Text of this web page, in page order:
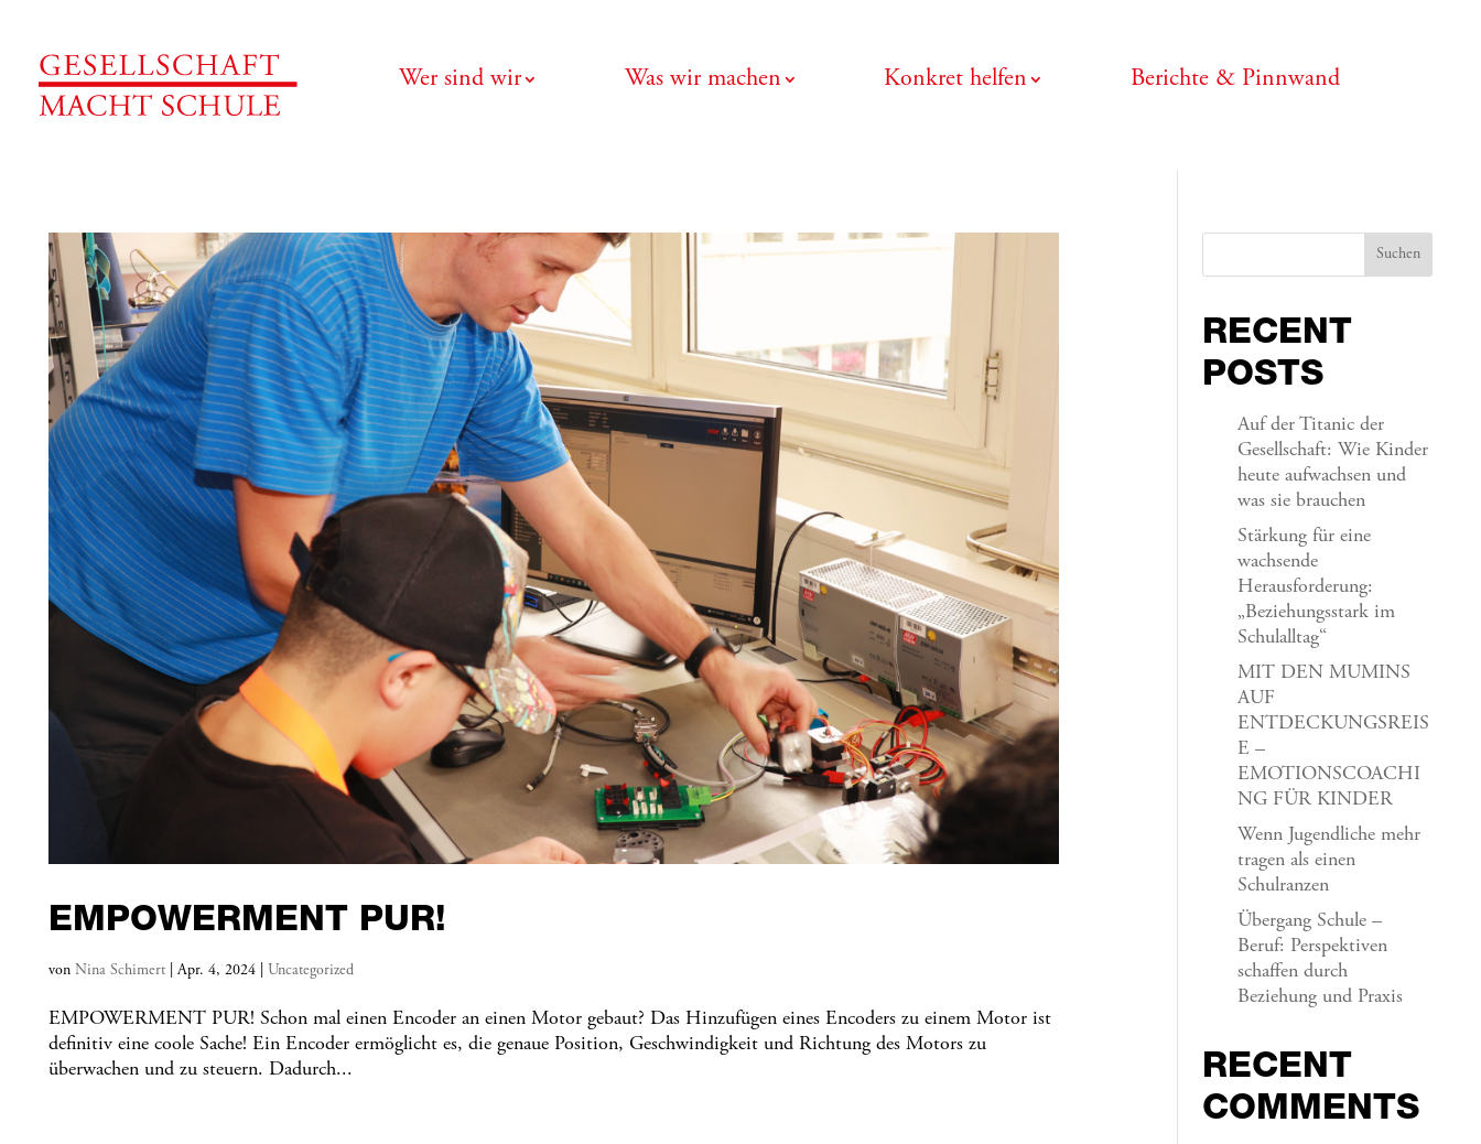
Wer sind wir Was wir machen Konkret helfen Berichte & Pinnwand
EMPOWERMENT PUR!
von Nina Schimert |Apr. 4, 2024 Uncategorized
EMPOWERMENT PUR! Schon mal einen Encoder an einen Motor gebaut? Das Hinzufügen eines Encoders zu einem Motor ist
definitiv eine coole Sache! Ein Encoder ermöglicht es, die genaue Position, Geschwindigkeit und Richtung des Motors zu
überwachen und zu steuern. Dadurch...
Suchen
RECENT
POSTS
Auf der Titanic der
Gesellschaft: Wie Kinder
heute aufwachsen und
was sie brauchen
Stärkung für eine
wachsende
Herausforderung:
„Beziehungsstark im
Schulalltag“
MIT DEN MUMINS
AUF
ENTDECKUNGSREIS
E –
EMOTIONSCOACHI
NG FÜR KINDER
Wenn Jugendliche mehr
tragen als einen
Schulranzen
Übergang Schule –
Beruf: Perspektiven
schaffen durch
Beziehung und Praxis
RECENT
COMMENTS